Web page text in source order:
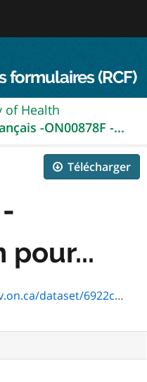
formulaires (RCF)
of Health
-ON00878F -...
Télécharger
5e38ac30-a8eb-438b-8ec3-4341973ba43a/download/on00878f.pdf